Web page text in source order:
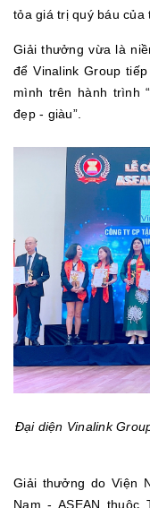
tỏa giá trị quý báu của
Giải thưởng vừa là
để Vinalink Group
mình trên hành trình
đẹp - giàu”.
Đại diện Vinalink
Giải thưởng do Viện
Nam - ASEAN thuộc